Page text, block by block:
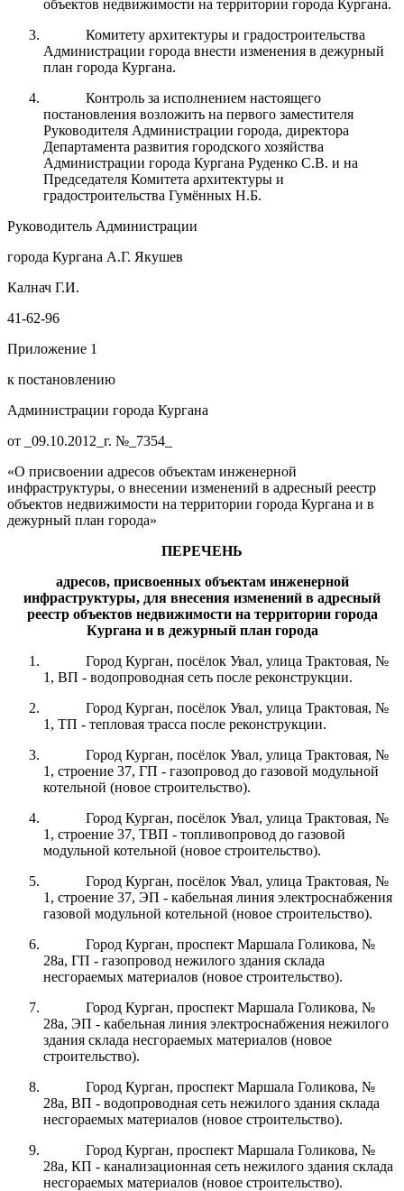
объектов недвижимости на территории города Кургана.
Комитету архитектуры и градостроительства
Администрации города внести изменения в дежурный
план города Кургана.
Контроль за исполнением настоящего
постановления возложить на первого заместителя
Руководителя Администрации города, директора
Департамента развития городского хозяйства
Администрации города Кургана Руденко С.В. и на
Председателя Комитета архитектуры и
градостроительства Гумённых Н.Б.
Руководитель Администрации
города Кургана А.Г. Якушев
Калнач Г.И.
41-62-96
Приложение 1
к постановлению
Администрации города Кургана
от _09.10.2012_г. №_7354_
«О присвоении адресов объектам инженерной
инфраструктуры, о внесении изменений в адресный реестр
объектов недвижимости на территории города Кургана и в
дежурный план города»
ПЕРЕЧЕНЬ
адресов,присвоенных объектам инженерной
инфраструктуры, для внесения изменений в адресный
реестр объектов недвижимости на территории города
Кургана и в дежурный план города
Город Курган, посёлок Увал, улица Трактовая, №
1, ВП - водопроводная сеть после реконструкции.
Город Курган, посёлок Увал, улица Трактовая, №
1, ТП - тепловая трасса после реконструкции.
Город Курган, посёлок Увал, улица Трактовая, №
1, строение 37, ГП - газопровод до газовой модульной
котельной (новое строительство).
Город Курган, посёлок Увал, улица Трактовая, №
1, строение 37, ТВП - топливопровод до газовой
модульной котельной (новое строительство).
Город Курган, посёлок Увал, улица Трактовая, №
1, строение 37, ЭП - кабельная линия электроснабжения
газовой модульной котельной (новое строительство).
Город Курган, проспект Маршала Голикова, №
28а, ГП - газопровод нежилого здания склада
несгораемых материалов (новое строительство).
Город Курган, проспект Маршала Голикова, №
28а, ЭП - кабельная линия электроснабжения нежилого
здания склада несгораемых материалов (новое
строительство).
Город Курган, проспект Маршала Голикова, №
28а, ВП - водопроводная сеть нежилого здания склада
несгораемых материалов (новое строительство).
Город Курган, проспект Маршала Голикова, №
28а, КП - канализационная сеть нежилого здания склада
несгораемых материалов (новое строительство).